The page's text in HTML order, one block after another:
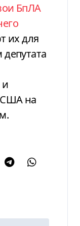
БпЛА
их для
и
США на